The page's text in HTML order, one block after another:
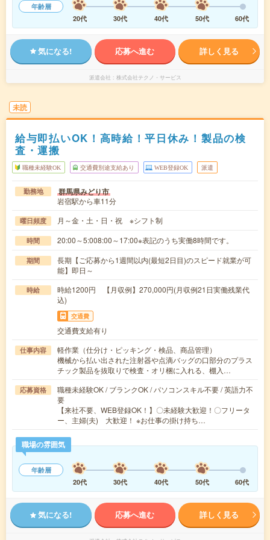
年齢層
20代
30代 40代 50代 60代
気になる! 応募へ進む 詳しく見る
派遣会社 株式会社テクノ・サービス
未読
給与即払いOK！高時給！平日休み！製品の検
査・運搬
職種未経験OK 交通費別途支給あり WEB登録OK 派遣
勤務地 群馬県みどり市
岩宿駅から車11分
曜日頻度 月～金・土・日・祝 ※シフト制
時間 20:00～5:008:00～17:00※表記のうち実働8時間です。
期間
長期【ご応募から1週間以内(最短2日目)のスピード就業が可
能】即日～
時給
時給1200円 【月収例】270,000円(月収例21日実働残業代
込)
交通費
交通費支給有り
仕事内容
軽作業（仕分け・ピッキング・検品、商品管理）
機械から払い出された注射器や点滴バッグの口部分のプラス
チック製品を抜取りで検査・オリ梱に入れる、棚入…
応募資格
職種未経験OK / ブランクOK / パソコンスキル不要 / 英語力不
要
【来社不要、WEB登録OK！】〇未経験大歓迎！〇フリータ
ー、主婦(夫) 大歓迎！ ※お仕事の掛け持ち…
職場の雰囲気
年齢層
20代
30代 40代 50代 60代
気になる! 応募へ進む 詳しく見る